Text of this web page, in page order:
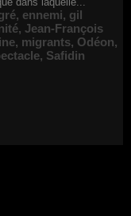
, ennemi, gil
, Jean-François
, migrants, Odéon,
, Safidin